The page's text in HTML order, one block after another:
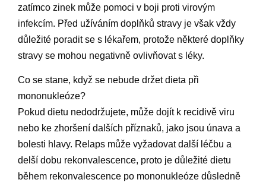
zatímco zinek může pomoci v boji proti virovým
infekcím. Před užíváním doplňků stravy je však vždy
důležité poradit se s lékařem, protože některé doplňky
stravy se mohou negativně ovlivňovat s léky.
Co se stane, když se nebude držet dieta při
mononukleóze?
Pokud dietu nedodržujete, může dojít k recidivě viru
nebo ke zhoršení dalších příznaků, jako jsou únava a
bolesti hlavy. Relaps může vyžadovat další léčbu a
delší dobu rekonvalescence, proto je důležité dietu
během rekonvalescence po mononukleóze důsledně